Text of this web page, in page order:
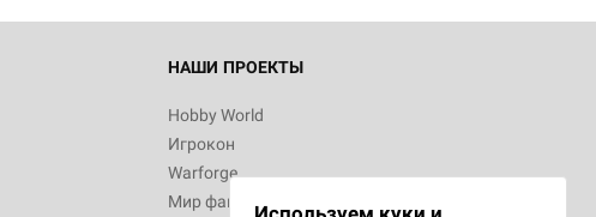
НАШИ ПРОЕКТЫ
Hobby World
Игрокон
Warforge
Мир фантастики